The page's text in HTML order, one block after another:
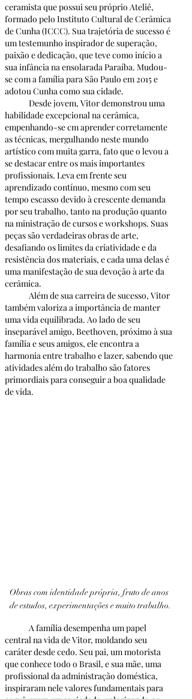
ceramista que possui seu próprio Ateliê,
formado pelo Instituto Cultural de Cerâmica
de Cunha (ICCC). Sua trajetória de sucesso é
um testemunho inspirador de superação,
paixão e dedicação, que teve como início a
sua infância na ensolarada Paraíba. Mudou-
se com a família para São Paulo em 2015 e
adotou Cunha como sua cidade.
habilidade excepcional na cerâmica,
empenhando-se cm aprender corretamente
as técnicas, mergulhando neste mundo
artístico com muita garra, fato que o levou a
se destacar entre os mais importantes
profissionais. Leva em frente seu
aprendizado contínuo, mesmo com seu
tempo escasso devido à crescente demanda
por seu trabalho, tanto na produção quanto
na ministração de cursos e workshops. Suas
peças são verdadeiras obras de arte,
desafiando os limites da criatividade e da
resistência dos materiais, e cada uma delas é
uma manifestação de sua devoção à arte da
cerâmica.
também valoriza a importância de manter
uma vida equilibrada. Ao lado de seu
inseparável amigo, Beethoven, próximo à sua
família e seus amigos, ele encontra a
harmonia entre trabalho e lazer, sabendo que
atividades além do trabalho são fatores
primordiais para conseguir a boa qualidade
de vida.
Obras com identidade própria, fruto de anos
de estudos, experimentações e muito trabalho.
central na vida de Vitor, moldando seu
caráter desde cedo. Seu pai, um motorista
que conhece todo o Brasil, e sua mãe, uma
profissional da administração doméstica,
inspiraram nele valores fundamentais para